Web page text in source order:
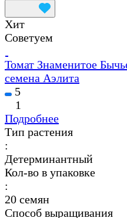
Хит
Советуем
Томат Знаменитое
семена Аэлита
5
1
Подробнее
Тип растения
:
Детерминантный
Кол-во в упаковке
:
20 семян
Способ выращивания